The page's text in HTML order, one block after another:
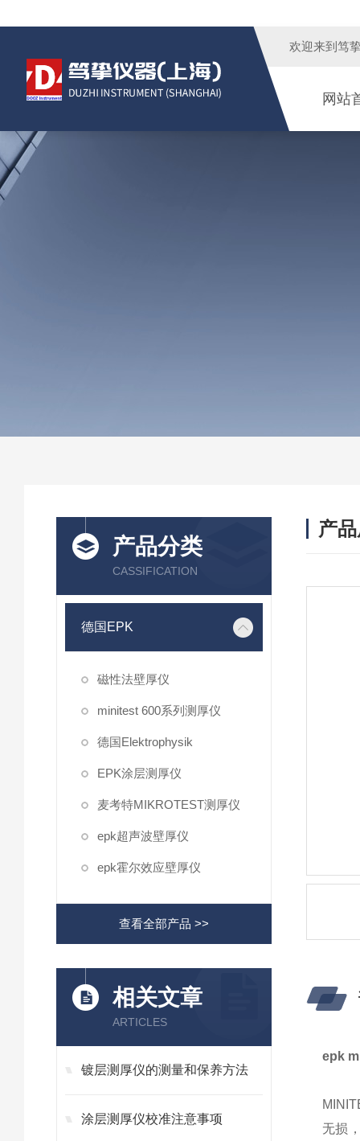
欢迎来到 笃
网站
产品分类
CASSIFICATION
德国EPK
磁性法壁厚仪
minitest 600系列测厚仪
德国Elektrophysik
EPK涂层测厚仪
麦考特MIKROTEST测厚仪
epk超声波壁厚仪
epk霍尔效应壁厚仪
查看全部产品 >>
相关文章
ARTICLES
镀层测厚仪的测量和保养方法
涂层测厚仪校准注意事项
产
epk
无损